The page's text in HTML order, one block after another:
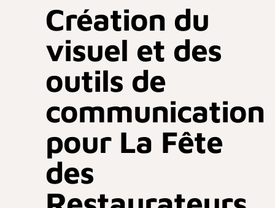
Création du
visuel et des
outils de
communication
pour La Fête
des